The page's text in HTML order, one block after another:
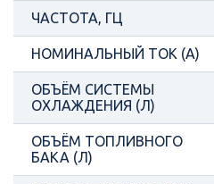
ЧАСТОТА, ГЦ
НОМИНАЛЬНЫЙ ТОК (А)
ОБЪЁМ СИСТЕМЫ
ОХЛАЖДЕНИЯ (Л)
ОБЪЁМ ТОПЛИВНОГО
БАКА (Л)